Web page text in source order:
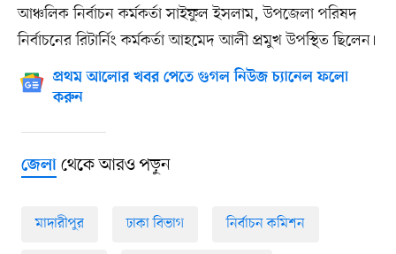
আঞ্চলিক নির্বাচন কর্মকর্তা সাইফুল ইসলাম, উপজেলা পরিষদ
নির্বাচনের রিটার্নিং কর্মকর্তা আহমেদ আলী প্রমুখ উপস্থিত ছিলেন।
প্রথম আলোর খবর পেতে গুগল নিউজ চ্যানেল ফলো
করুন
জেলাথেকে আরও পড়ুন
মাদারীপুর ঢাকা বিভাগ নির্বাচন কমিশন